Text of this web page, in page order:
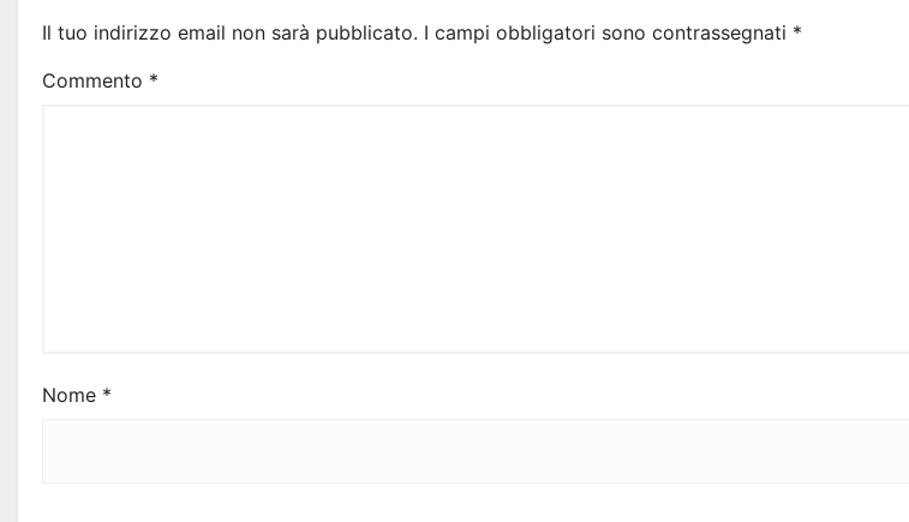
Il tuo indirizzo email non sarà pubblicato. I campi obbligatori sono contrassegnati *
Commento *
Nome *